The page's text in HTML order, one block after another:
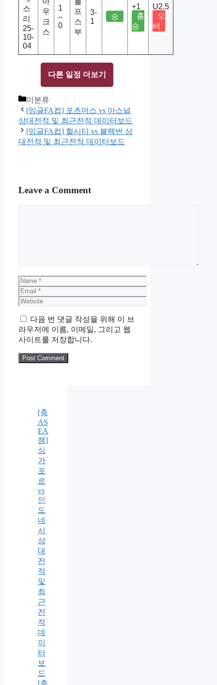
스
리
25-
10-
04
우
크
스
1
–
0
프
스
부
3-
1
승
+1
홈
승
U2.5
오
버
다른 일정 더보기
Categories
미분류
[잉글FA컵] 포츠머스 vs 아스널
상대전적 및 최근전적 데이터보드
[잉글FA컵] 헐시티 vs 블랙번 상
대전적 및 최근전적 데이터보드
Leave a Comment
Name
Email
Website
다음 번 댓글 작성을 위해 이 브
라우저에 이름, 이메일, 그리고 웹
사이트를 저장합니다.
[축
AS
EA
챔]
싱
가
포
르
vs
인
도
네
시
상
대
전
적
및
최
근
전
적
데
이
터
보
드
[축